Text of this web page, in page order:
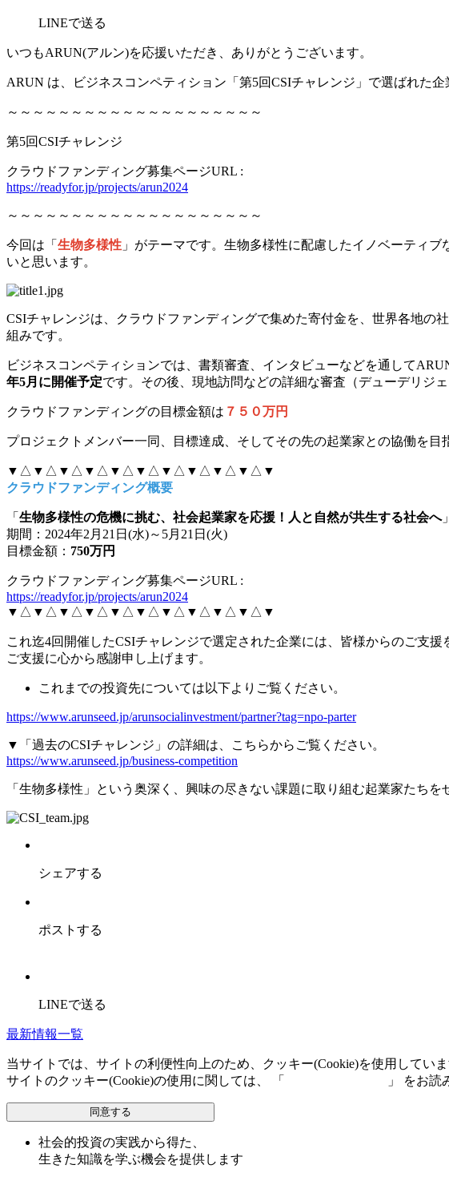
LINEで送る
いつもARUN(アルン)を応援いただき、ありがとうございます。
ARUN は、ビジネスコンペティション「第5回CSIチャレンジ」で選ばれた企
～～～～～～～～～～～～～～～～～～～～
第5回CSIチャレンジ
クラウドファンディング募集ページURL :
https://readyfor.jp/projects/arun2024
～～～～～～～～～～～～～～～～～～～～
今回は「 生物多様性 」がテーマです。生物多様性に配慮したイノベーティ
いと思います。
CSIチャレンジは、クラウドファンディングで集めた寄付金を、世界各地の
組みです。
ビジネスコンペティションでは、書類審査、インタビューなどを通して
年5月に開催予定です。その後、現地訪問などの詳細な審査（デューデリジ
クラウドファンディングの目標金額は ７５０万円
プロジェクトメンバー一同、目標達成、そしてその先の起業家との協働を
▼△▼△▼△▼△▼△▼△▼△▼△▼△▼△▼
クラウドファンディング概要
「 生物多様性の危機に挑む、社会起業家を応援！人と自然が共生する社会へ」
期間：2024年2月21日(水)～5月21日(火)
目標金額： 750万円
クラウドファンディング募集ページURL :
https://readyfor.jp/projects/arun2024
▼△▼△▼△▼△▼△▼△▼△▼△▼△▼△▼
これ迄4回開催したCSIチャレンジで選定された企業には、皆様からのご支援
ご支援に心から感謝申し上げます。
これまでの投資先については以下よりご覧ください。
https://www.arunseed.jp/arunsocialinvestment/partner?tag=npo-parter
▼「過去のCSIチャレンジ 」の詳細は、こちらからご覧ください。
https://www.arunseed.jp/business-competition
「生物多様性」という奥深く、興味の尽きない課題に取り組む起業家たち
シェアする
ポストする
LINEで送る
最新情報一覧
当サイトでは、サイトの利便性向上のため、クッキー(Cookie)を使用していま
サイトのクッキー(Cookie)の使用に関しては、 「
」 をお読
同意する
社会的投資の実践から得た、
生きた知識を学ぶ機会を提供します